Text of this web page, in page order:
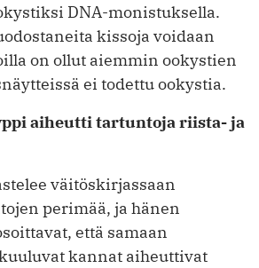
DNA-monistuksella.
kissoja voidaan
on ollut aiemmin ookystien
ei todettu ookystia.
aiheutti tartuntoja riista- ja
väitöskirjassaan
perimää, ja hänen
että samaan
kannat aiheuttivat